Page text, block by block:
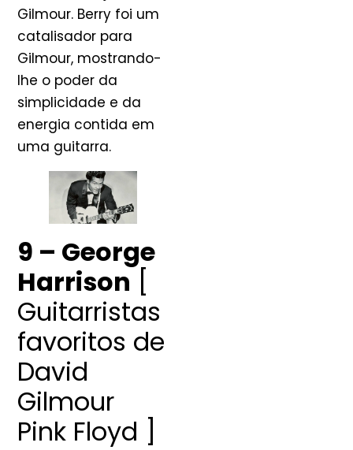
Gilmour. Berry foi um
catalisador para
Gilmour, mostrando-
lhe o poder da
simplicidade e da
energia contida em
uma guitarra.
9 – George
Harrison [
Guitarristas
favoritos de
David
Gilmour
Pink Floyd ]